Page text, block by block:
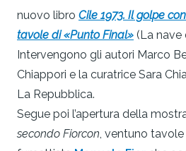
nuovo libro Cile 1973. Il golpe
tavole di «Punto Final» (La nave
Intervengono gli autori Marco
Chiappori e la curatrice Sara
La Repubblica.
Segue poi l’apertura della
secondo Fiorcon , ventuno